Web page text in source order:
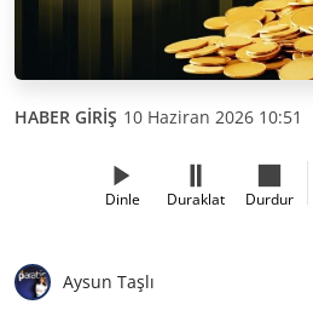
HABER GİRİŞ 10 Haziran 2026 10:51
Dinle Duraklat Durdur
Aysun Taşlı